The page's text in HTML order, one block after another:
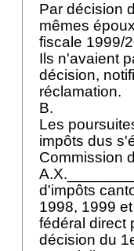
Par décision
mêmes
fiscale 1999/
Ils n'avaient
décision,
réclamation.
B.
Les
impôts dus
Commission
d'impôts
1998, 1999
fédéral direct
décision du